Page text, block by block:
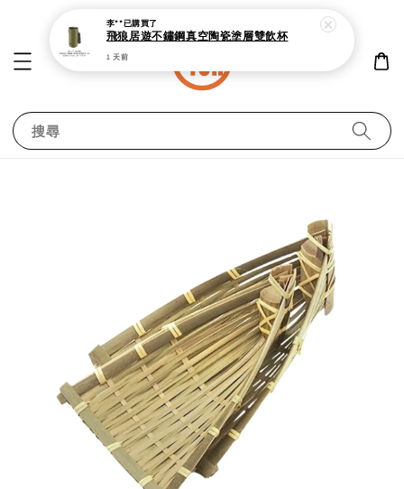
搜尋
李**已購買了
飛狼居遊不鏽鋼真空陶瓷塗層雙飲杯
1 天前